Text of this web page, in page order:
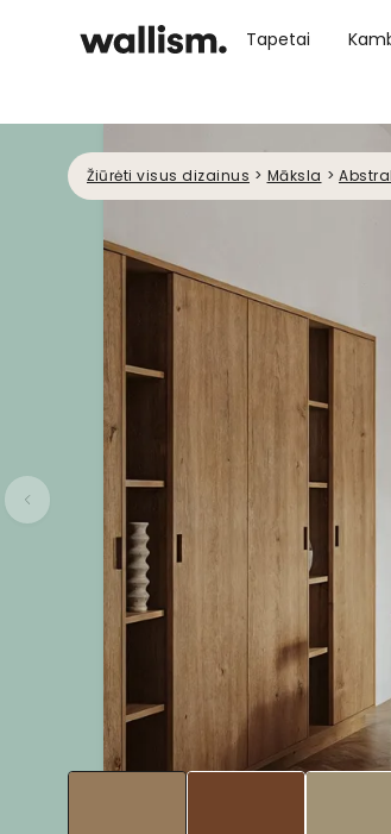
Tapetai
Žiūrėti visus dizainus > Māksla >